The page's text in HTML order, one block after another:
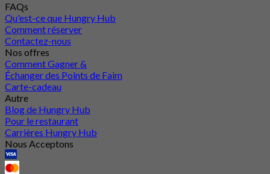
FAQs
Qu'est-ce que Hungry Hub
Comment réserver
Contactez-nous
Nos offres
Comment Gagner &
Échanger des Points de Faim
Carte-cadeau
Autre
Blog de Hungry Hub
Pour le restaurant
Carrières Hungry Hub
Nous Acceptons